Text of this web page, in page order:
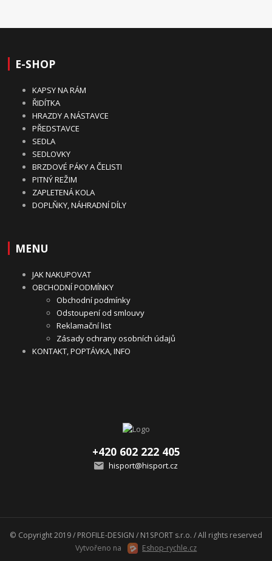
E-SHOP
KAPSY NA RÁM
ŘIDÍTKA
HRAZDY A NÁSTAVCE
PŘEDSTAVCE
SEDLA
SEDLOVKY
BRZDOVÉ PÁKY A ČELISTI
PITNÝ REŽIM
ZAPLETENÁ KOLA
DOPLŇKY, NÁHRADNÍ DÍLY
MENU
JAK NAKUPOVAT
OBCHODNÍ PODMÍNKY
Obchodní podmínky
Odstoupení od smlouvy
Reklamační list
Zásady ochrany osobních údajů
KONTAKT, POPTÁVKA, INFO
+420 602 222 405
hisport@hisport.cz
© Copyright 2019 / PROFILE-DESIGN / N1SPORT s.r.o. / All rights reserved
Vytvořeno na
Eshop-rychle.cz